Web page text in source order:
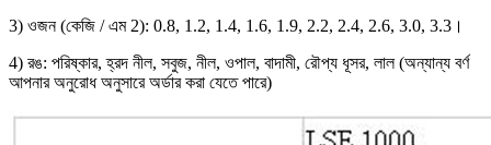
3) ওজন (কেজি / এম 2): 0.8, 1.2, 1.4, 1.6, 1.9, 2.2, 2.4, 2.6, 3.0, 3.3।
4) রঙ: পরিষ্কার, হ্রদ নীল, সবুজ, নীল, ওপাল, বাদামী, রৌপ্য ধূসর, লাল (অন্যান্য বর্ণ
আপনার অনুরোধ অনুসারে অর্ডার করা যেতে পারে)